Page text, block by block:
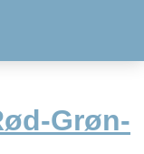
Grøn-